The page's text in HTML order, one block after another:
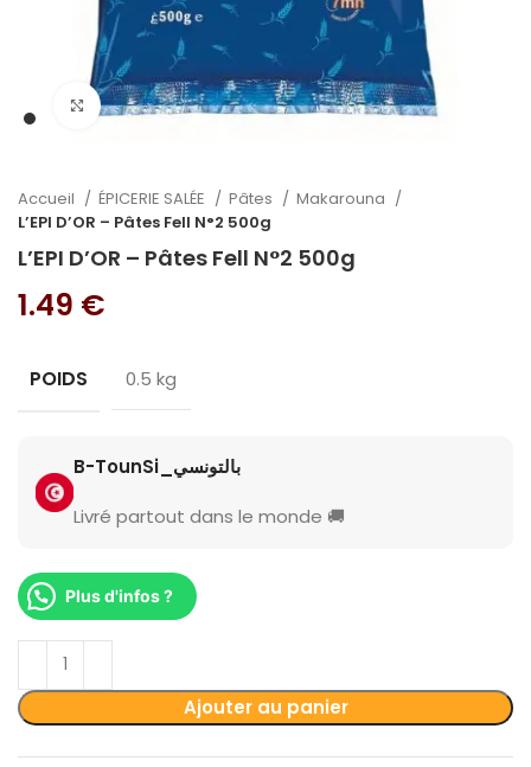
Cliquez pour agrandir
Accueil ÉPICERIE SALÉE Pâtes
Makarouna
L’EPI D’OR – Pâtes Fell N°2 500g
L’EPI D’OR – Pâtes Fell N°2 500g
1.49 €
POIDS 0.5 kg
B-TounSi_بالتونسي
Livré partout dans le monde 🚚
Plus d'infos ?
Ajouter au panier